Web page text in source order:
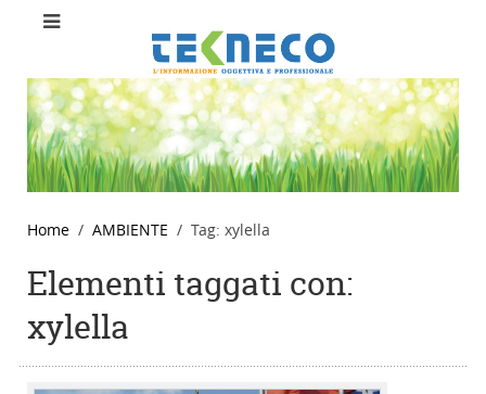
Home AMBIENTE Tag: xylella
Elementi taggati con:
xylella